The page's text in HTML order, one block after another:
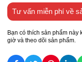
Tư vấn miễn phí về
Bạn có thích sản phẩm này
giờ và theo dõi sản phẩm.